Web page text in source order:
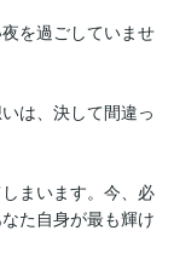
を過ごしていませ
は、決して間違っ
まいます。今、必
た自身が最も輝け